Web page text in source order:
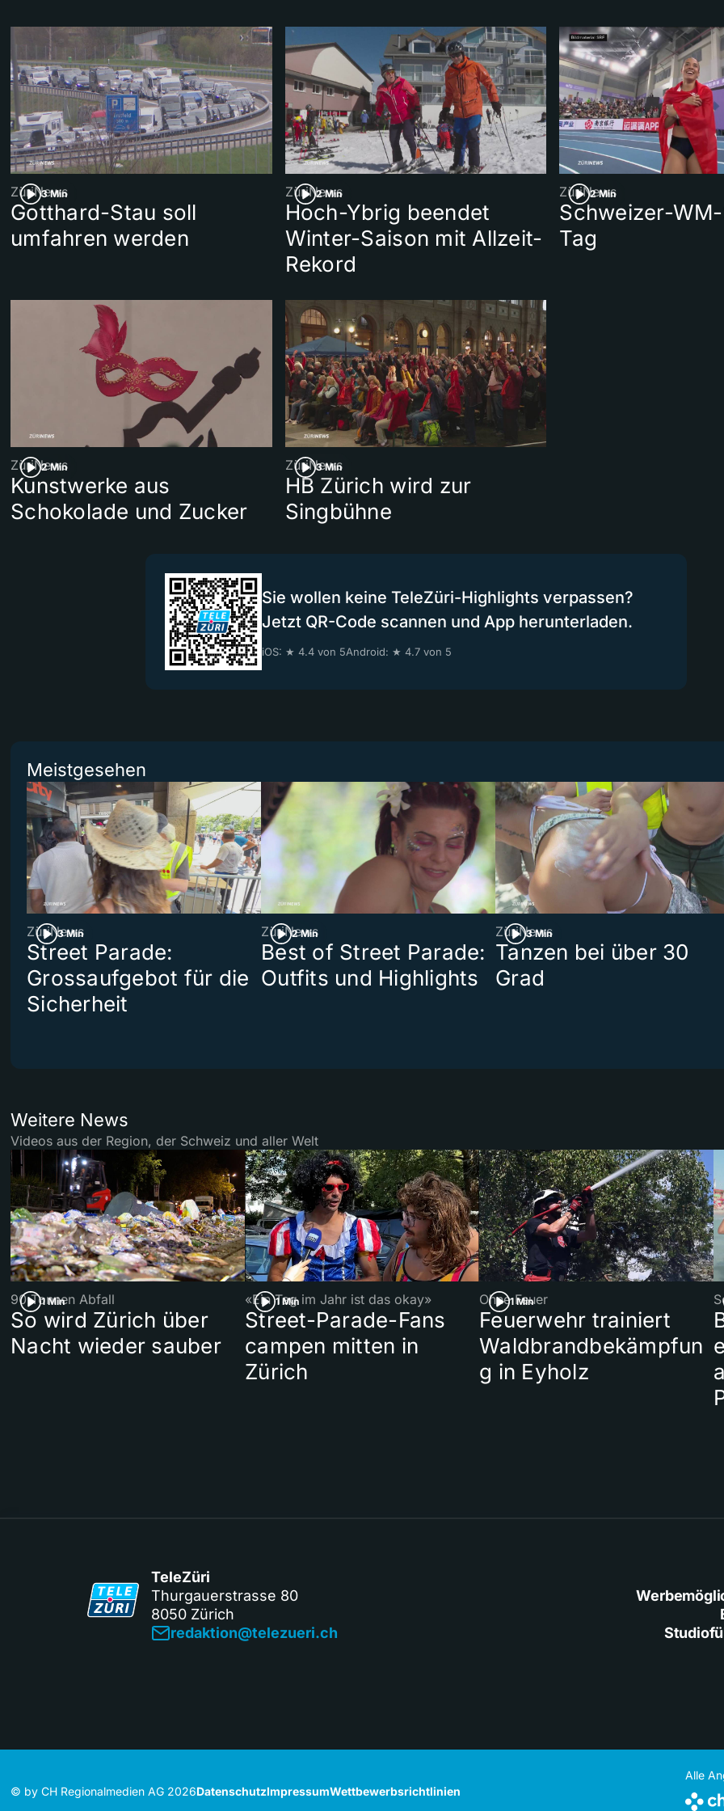
3 Min
ZüriNews
Gotthard-Stau soll
umfahren werden
2 Min
ZüriNews
Hoch-Ybrig beendet
Winter-Saison mit Allzeit-
Rekord
2 Min
ZüriNews
Schweizer-
Tag
2 Min
ZüriNews
Kunstwerke aus
Schokolade und Zucker
3 Min
ZüriNews
HB Zürich wird zur
Singbühne
Sie wollen keine TeleZüri-Highlights verpassen?
Jetzt QR-Code scannen und App herunterladen.
iOS: ★ 4.4 von 5Android: ★ 4.7 von 5
Meistgesehen
3 Min
ZüriNews
Street Parade:
Grossaufgebot für die
Sicherheit
2 Min
ZüriNews
Best of Street Parade:
Outfits und Highlights
3 Min
ZüriNews
Tanzen bei über 30
Grad
Weitere News
Videos aus der Region, der Schweiz und aller Welt
1 Min
90 Tonnen Abfall
So wird Zürich über
Nacht wieder sauber
1 Min
«Ein Tag im Jahr ist das okay»
Street-Parade-Fans
campen mitten in
Zürich
1 Min
Ohne Feuer
Feuerwehr trainiert
Waldbrandbekämpfun
g in Eyholz
TeleZüri
Thurgauerstrasse 80
8050 Zürich
redaktion@telezueri.ch
© by CH Regionalmedien AG 2026DatenschutzImpressumWettbewerbsrichtlinien
Alle